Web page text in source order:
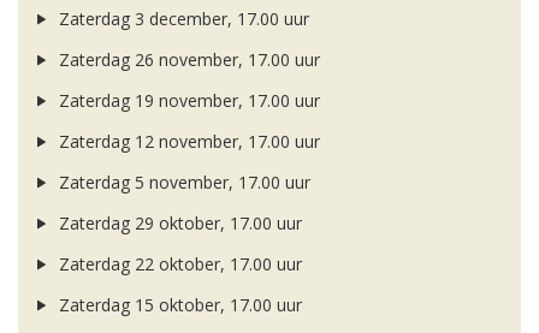
Zaterdag 3 december, 17.00 uur
Zaterdag 26 november, 17.00 uur
Zaterdag 19 november, 17.00 uur
Zaterdag 12 november, 17.00 uur
Zaterdag 5 november, 17.00 uur
Zaterdag 29 oktober, 17.00 uur
Zaterdag 22 oktober, 17.00 uur
Zaterdag 15 oktober, 17.00 uur